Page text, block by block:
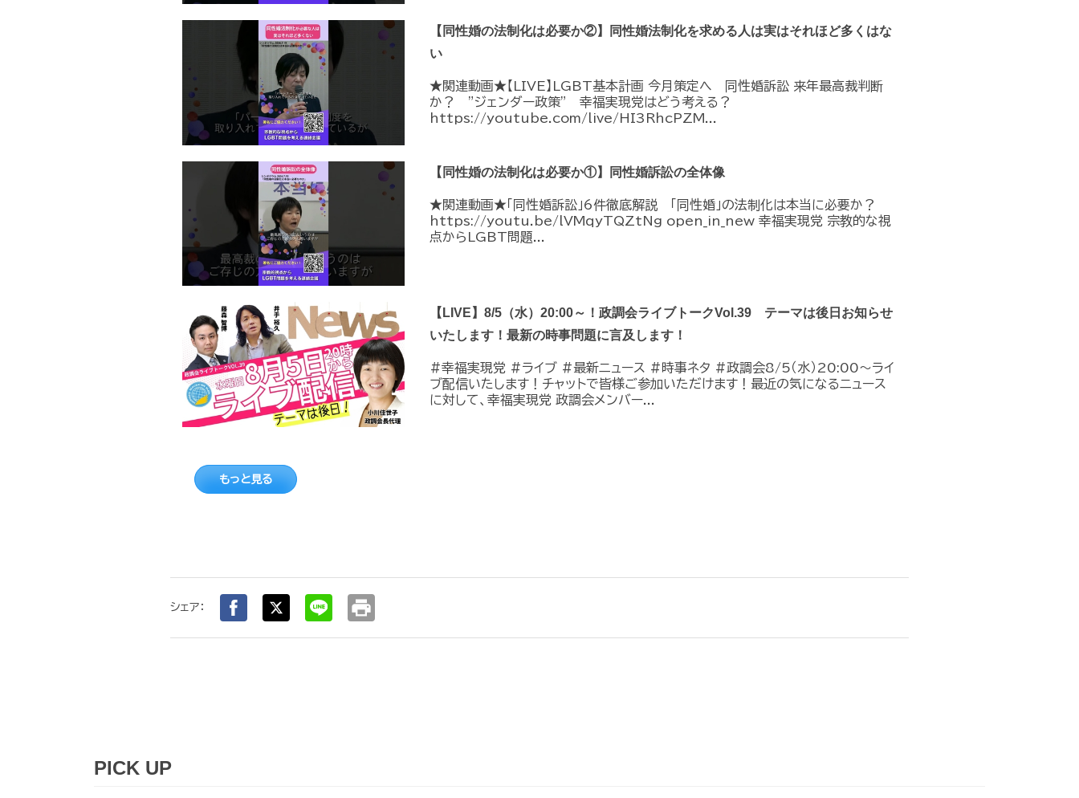
【同性婚の法制化は必要か②】同性婚法制化を求める人は実はそれほど多くはな
い
★関連動画★【LIVE】LGBT基本計画 今月策定へ 同性婚訴訟 来年最高裁判断
か？ ”ジェンダー政策” 幸福実現党はどう考える？
https://youtube.com/live/HI3RhcPZM...
【同性婚の法制化は必要か①】同性婚訴訟の全体像
★関連動画★「同性婚訴訟」6件徹底解説 「同性婚」の法制化は本当に必要か？
https://youtu.be/lVMqyTQZtNg open_in_new 幸福実現党 宗教的な視
点からLGBT問題...
【LIVE】8/5（水）20:00～！政調会ライブトークVol.39 テーマは後日お知らせ
いたします！最新の時事問題に言及します！
#幸福実現党 #ライブ #最新ニュース #時事ネタ #政調会8/5（水）20:00～ライ
ブ配信いたします！チャットで皆様ご参加いただけます！最近の気になるニュース
に対して、幸福実現党 政調会メンバー...
もっと見る
シェア： print
PICK UP